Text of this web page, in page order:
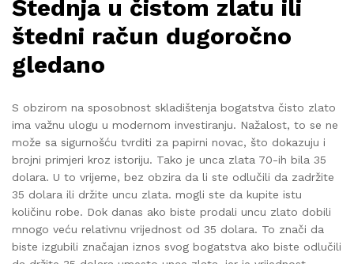
Štednja u čistom zlatu ili
štedni račun dugoročno
gledano
S obzirom na sposobnost skladištenja bogatstva čisto zlato
ima važnu ulogu u modernom investiranju. Nažalost, to se ne
može sa sigurnošću tvrditi za papirni novac, što dokazuju i
brojni primjeri kroz istoriju. Tako je unca zlata 70-ih bila 35
dolara. U to vrijeme, bez obzira da li ste odlučili da zadržite
35 dolara ili držite uncu zlata. mogli ste da kupite istu
količinu robe. Dok danas ako biste prodali uncu zlato dobili
mnogo veću relativnu vrijednost od 35 dolara. To znači da
biste izgubili značajan iznos svog bogatstva ako biste odlučili